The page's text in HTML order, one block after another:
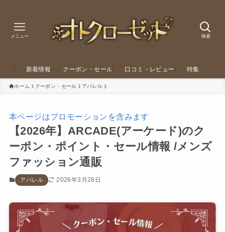
検索
メニュー
新着情報 クーポン・セール 口コミ・レビュー 特集
ホーム クーポン・セール アパレル
本ページはプロモーションを含みます
【2026年】ARCADE(アーケード)のク
ーポン・ポイント・セール情報 /メンズ
ファッション通販
アパレル 2026年3月28日